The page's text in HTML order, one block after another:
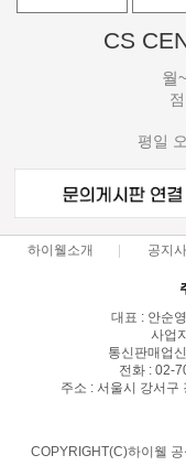
CS
월
평일
하이웰소개 공지
대표 : 안순
사업
통신판매업
전화 : 02-
주소 : 서울시 강서
COPYRIGHT(C)하이웰